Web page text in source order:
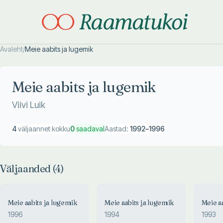
Avaleht/Meie aabits ja lugemik
Meie aabits ja lugemik
Viivi Luik
4väljaannet kokku0saadavalAastad: 1992–1996
Väljaanded (4)
Meie aabits ja lugemik
1996
Meie aabits ja lugemik
1994
Meie
1993